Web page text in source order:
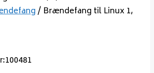
/ Brændefang til Linux 1,